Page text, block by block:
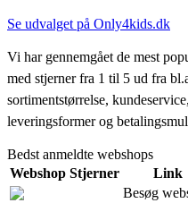
Se udvalget på Only4kids.dk
Vi har gennemgået de mest
med stjerner fra 1 til 5 ud fra
sortimentstørrelse,
leveringsformer og
Bedst anmeldte webshops
Webshop Stjerner
Link
Besøg